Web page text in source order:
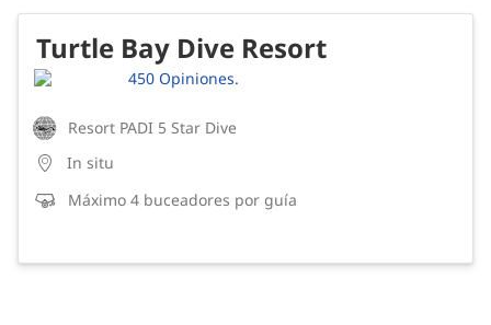
Turtle Bay Dive Resort
450 Opiniones.
Resort PADI 5 Star Dive
In situ
Máximo 4 buceadores por guía